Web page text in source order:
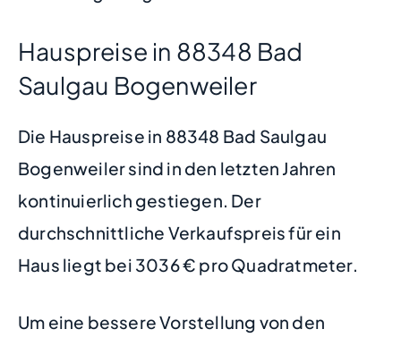
Hauspreise in 88348 Bad
Saulgau Bogenweiler
Die Hauspreise in 88348 Bad Saulgau
Bogenweiler sind in den letzten Jahren
kontinuierlich gestiegen. Der
durchschnittliche Verkaufspreis für ein
Haus liegt bei 3036 € pro Quadratmeter.
Um eine bessere Vorstellung von den